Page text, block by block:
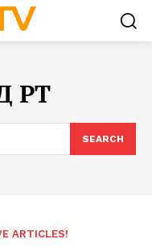
РТ
SEARCH
ARTICLES!